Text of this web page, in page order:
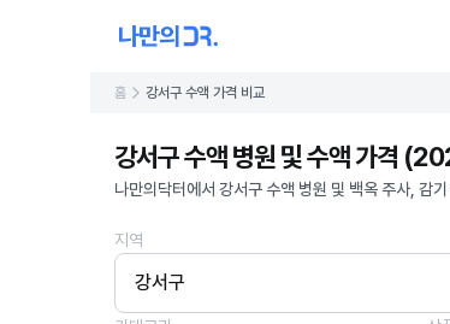
홈 강서구 수액 가격 비교
강서구 수액 병원 및 수액 가격
나만의닥터에서 강서구 수액 병원 및 백옥 주사, 감
지역
강서구